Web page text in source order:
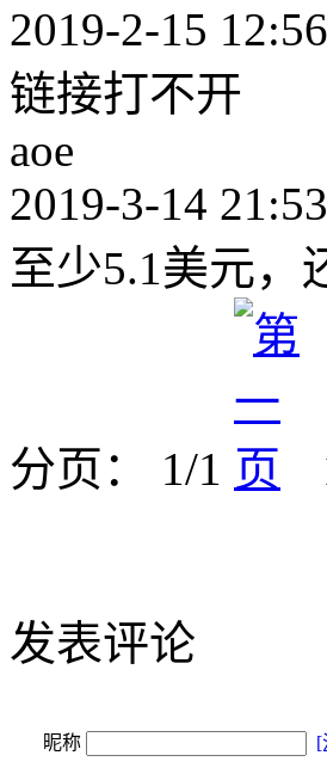
2019-2-15 12:56
链接打不开
aoe
2019-3-14 21:53
至少5.1美元，
分页： 1/1
发表评论
昵称 [